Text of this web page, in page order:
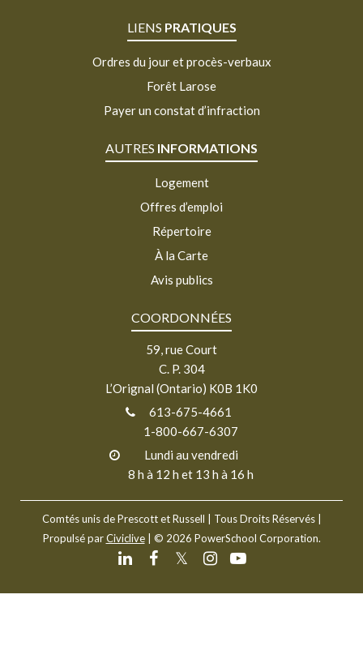
LIENS PRATIQUES
Ordres du jour et procès-verbaux
Forêt Larose
Payer un constat d’infraction
AUTRES INFORMATIONS
Logement
Offres d’emploi
Répertoire
À la Carte
Avis publics
COORDONNÉES
59, rue Court
C. P. 304
L’Orignal (Ontario) K0B 1K0
613-675-4661
1-800-667-6307
Lundi au vendredi
8 h à 12 h et 13 h à 16 h
Comtés unis de Prescott et Russell
| Tous Droits Réservés |
Propulsé parCiviclive| © 2026 PowerSchool Corporation.
𝕏